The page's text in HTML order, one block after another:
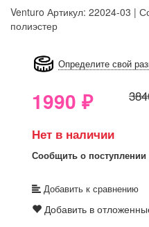
Venturo Артикул: 22024-03 |
полиэстер
Определите свой
1990 ₽
Нет в наличии
Сообщить о поступлении
Добавить к сравнению
Добавить в